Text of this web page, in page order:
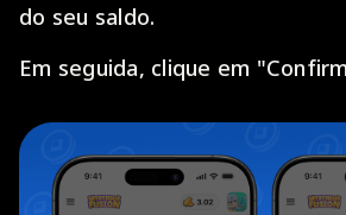
do seu saldo.
Em seguida, clique em